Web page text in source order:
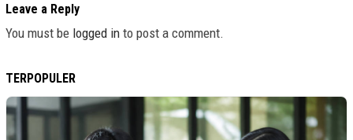
Leave a Reply
You must be logged in to post a comment.
TERPOPULER